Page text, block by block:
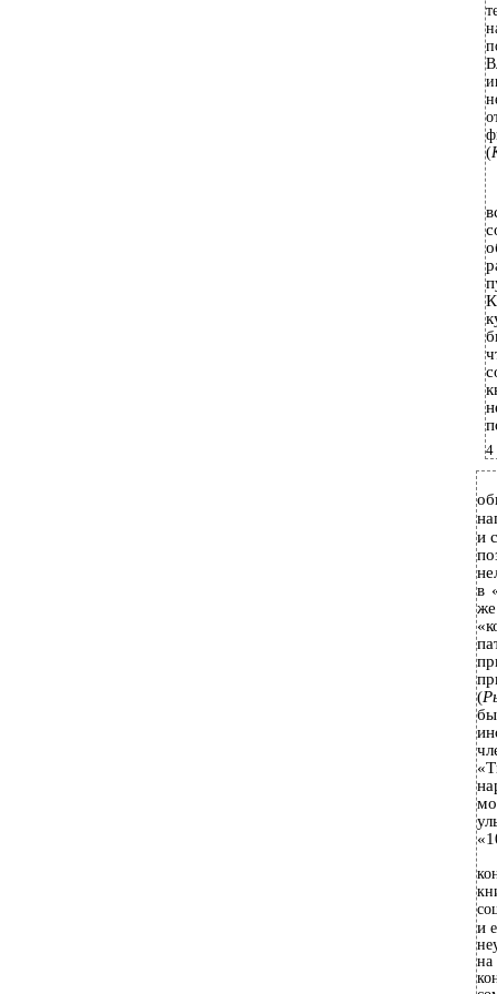
(
4
и
в
(
и